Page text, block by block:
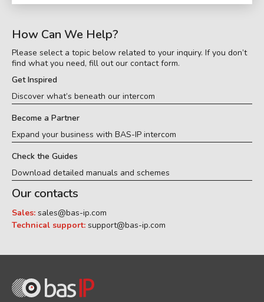
How Can We Help?
Please select a topic below related to your inquiry. If you don’t
find what you need, fill out our contact form.
Get Inspired
Discover what’s beneath our intercom
Become a Partner
Expand your business with BAS-IP intercom
Check the Guides
Download detailed manuals and schemes
Our contacts
Sales: sales@bas-ip.com
Technical support: support@bas-ip.com